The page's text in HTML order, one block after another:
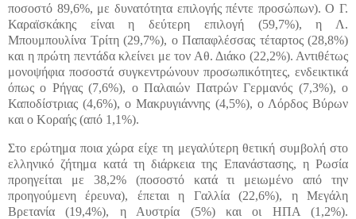
ποσοστό 89,6%, με δυνατότητα επιλογής πέντε προσώπων). Ο Γ.
Καραϊσκάκης είναι η δεύτερη επιλογή (59,7%), η Λ.
Μπουμπουλίνα Τρίτη (29,7%), ο Παπαφλέσσας τέταρτος (28,8%)
και η πρώτη πεντάδα κλείνει με τον Αθ. Διάκο (22,2%). Αντιθέτως
μονοψήφια ποσοστά συγκεντρώνουν προσωπικότητες, ενδεικτικά
όπως ο Ρήγας (7,6%), ο Παλαιών Πατρών Γερμανός (7,3%), ο
Καποδίστριας (4,6%), ο Μακρυγιάννης (4,5%), ο Λόρδος Βύρων
και ο Κοραής (από 1,1%).
Στο ερώτημα ποια χώρα είχε τη μεγαλύτερη θετική συμβολή στο
ελληνικό ζήτημα κατά τη διάρκεια της Επανάστασης, η Ρωσία
προηγείται με 38,2% (ποσοστό κατά τι μειωμένο από την
προηγούμενη έρευνα), έπεται η Γαλλία (22,6%), η Μεγάλη
Βρετανία (19,4%), η Αυστρία (5%) και οι ΗΠΑ (1,2%).